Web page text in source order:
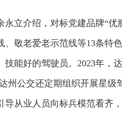
立介绍，对标党建品牌“
、敬老爱老示范线等13条特
能好的驾驶员。2023年，
州公交还定期组织开展星
从业人员向标兵模范看齐
用！中交报智能审校系统上线